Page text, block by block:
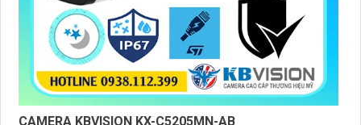
CAMERA KBVISION KX-C5205MN-AB